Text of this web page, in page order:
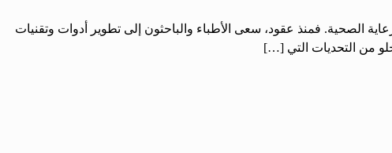
الصحية. فمنذ عقود، سعى الأطباء والباحثون إلى تطوير أدوات وتقنيات
من التحديات التي […]